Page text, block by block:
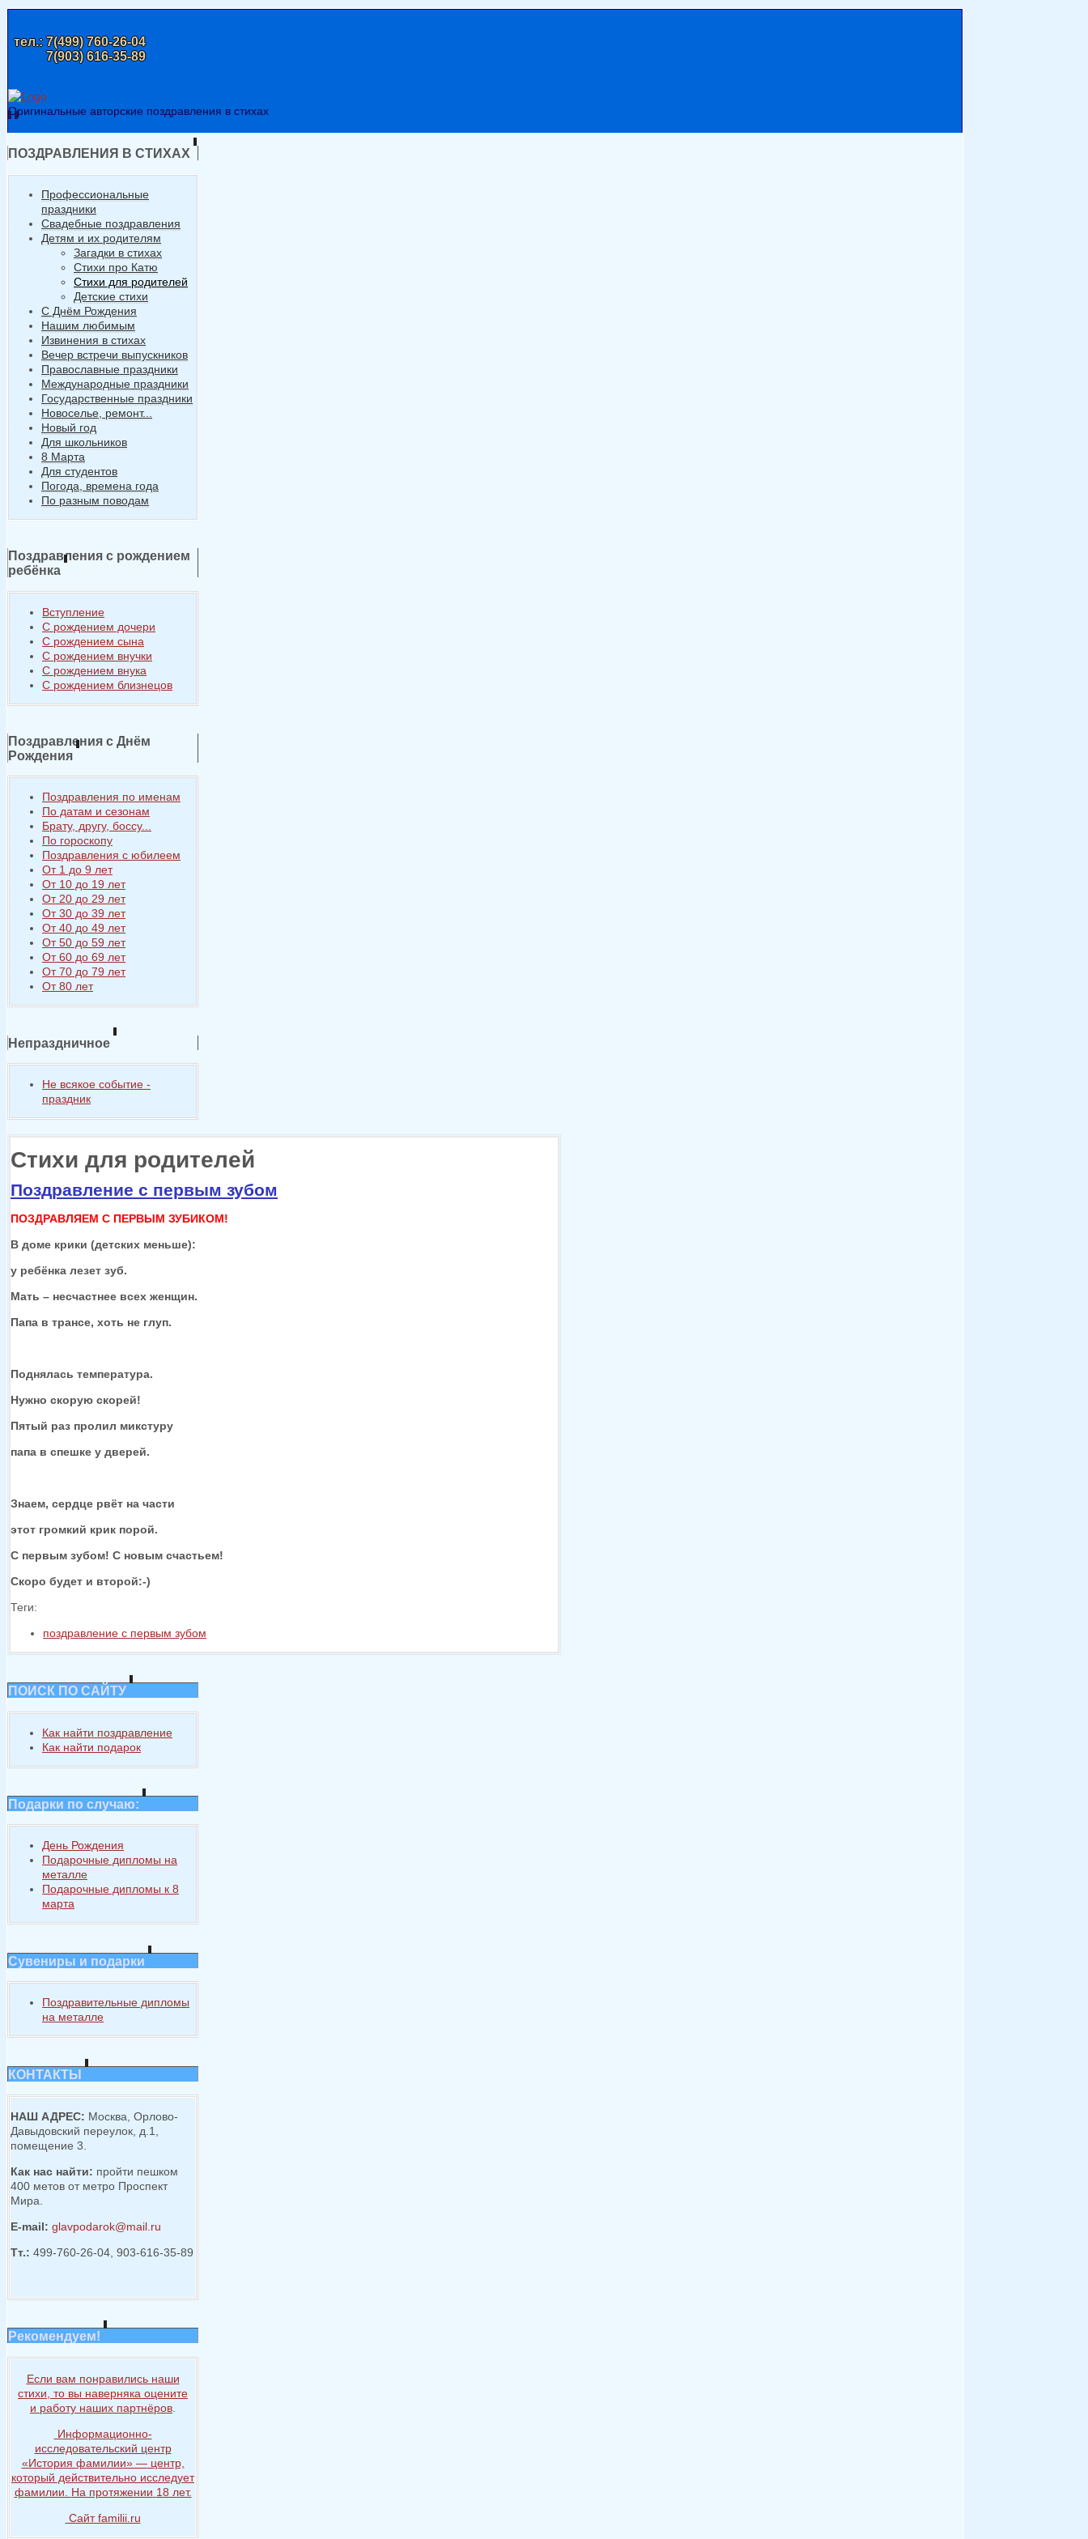
тел.:7(499) 760-26-04
7(903) 616-35-89
Оригинальные авторские поздравления в стихах
ПОЗДРАВЛЕНИЯ В СТИХАХ
Профессиональные
праздники
Свадебные поздравления
Детям и их родителям
Загадки в стихах
Стихи про Катю
Стихи для родителей
Детские стихи
С Днём Рождения
Нашим любимым
Извинения в стихах
Вечер встречи выпускников
Православные праздники
Международные праздники
Государственные праздники
Новоселье, ремонт...
Новый год
Для школьников
8 Марта
Для студентов
Погода, времена года
По разным поводам
Поздравления с рождением
ребёнка
Вступление
С рождением дочери
С рождением сына
С рождением внучки
С рождением внука
С рождением близнецов
Поздравления с Днём
Рождения
Поздравления по именам
По датам и сезонам
Брату, другу, боссу...
По гороскопу
Поздравления с юбилеем
От 1 до 9 лет
От 10 до 19 лет
От 20 до 29 лет
От 30 до 39 лет
От 40 до 49 лет
От 50 до 59 лет
От 60 до 69 лет
От 70 до 79 лет
От 80 лет
Непраздничное
Не всякое событие -
праздник
Стихи для родителей
Поздравление с первым зубом
ПОЗДРАВЛЯЕМ С ПЕРВЫМ ЗУБИКОМ!
В доме крики (детских меньше):
у ребёнка лезет зуб.
Мать – несчастнее всех женщин.
Папа в трансе, хоть не глуп.
Поднялась температура.
Нужно скорую скорей!
Пятый раз пролил микстуру
папа в спешке у дверей.
Знаем, сердце рвёт на части
этот громкий крик порой.
С первым зубом! С новым счастьем!
Скоро будет и второй:-)
Теги:
поздравление с первым зубом
ПОИСК ПО САЙТУ
Как найти поздравление
Как найти подарок
Подарки по случаю:
День Рождения
Подарочные дипломы на
металле
Подарочные дипломы к 8
марта
Сувениры и подарки
Поздравительные дипломы
на металле
КОНТАКТЫ
НАШ АДРЕС: Москва, Орлово-
Давыдовский переулок, д.1,
помещение 3.
Как нас найти: пройти пешком
400 метов от метро Проспект
Мира.
E-mail: glavpodarok@mail.ru
Тт.: 499-760-26-04, 903-616-35-89
Рекомендуем!
Если вам понравились наши
стихи, то вы наверняка оцените
и работу наших партнёров
Информационно-
исследовательский центр
«История фамилии» —центр,
который действительно исследует
фамилии. На протяжении 18 лет.
Сайт familii.ru